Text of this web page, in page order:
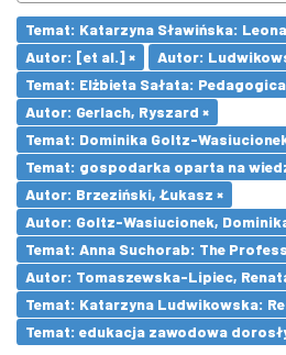
Temat: Katarzyna Sławińska:
Autor: [et al.] ×
Autor:
Temat: Elżbieta Sałata:
Autor: Gerlach, Ryszard ×
Temat: Dominika Goltz-
Temat: gospodarka oparta na
Autor: Brzeziński, Łukasz ×
Autor: Goltz-Wasiucionek,
Temat: Anna Suchorab: The
Autor: Tomaszewska-Lipiec,
Temat: Katarzyna Ludwikowska:
Temat: edukacja zawodowa